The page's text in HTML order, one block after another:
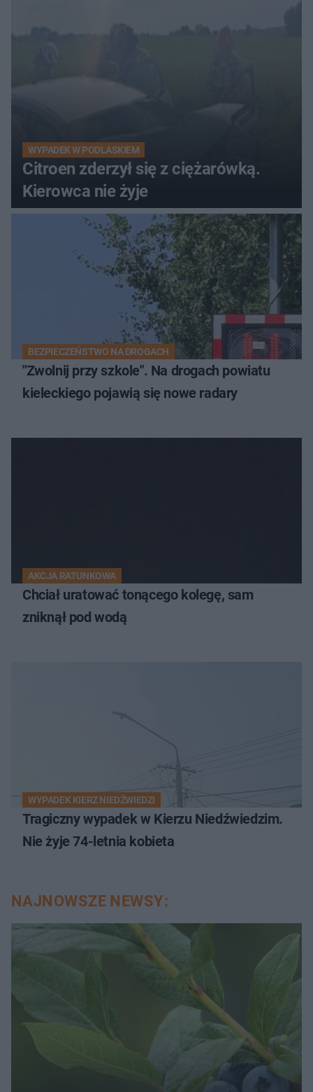
WYPADEK W PODLASKIEM
Citroen zderzył się z ciężarówką.
Kierowca nie żyje
BEZPIECZEŃSTWO NA DROGACH
"Zwolnij przy szkole". Na drogach powiatu
kieleckiego pojawią się nowe radary
AKCJA RATUNKOWA
Chciał uratować tonącego kolegę, sam
zniknął pod wodą
WYPADEK KIERZ NIEDŹWIEDZI
Tragiczny wypadek w Kierzu Niedźwiedzim.
Nie żyje 74-letnia kobieta
NAJNOWSZE NEWSY: